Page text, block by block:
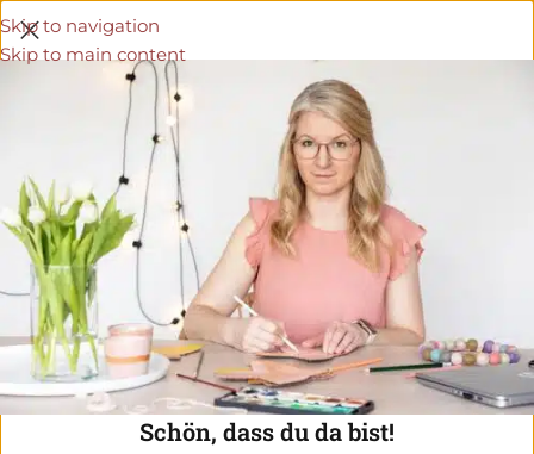
Schön, dass du da bist!
Skip to navigation
Skip to main content